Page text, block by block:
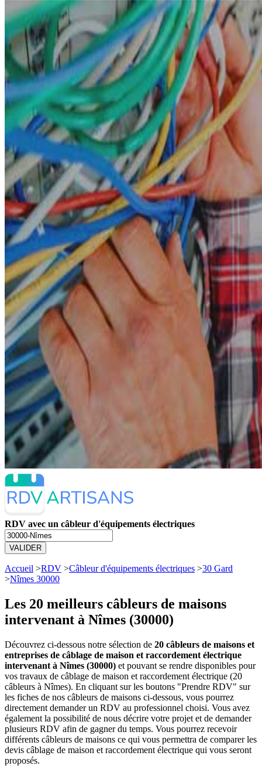
RDV avec un câbleur d'équipements électriques
VALIDER
Accueil >RDV >Câbleur d'équipements électriques >30 Gard
>Nîmes 30000
Les 20 meilleurs câbleurs de maisons
intervenant à Nîmes (30000)
Découvrez ci-dessous notre sélection de 20 câbleurs de maisons et
entreprises de câblage de maison et raccordement électrique
intervenant à Nîmes (30000) et pouvant se rendre disponibles pour
vos travaux de câblage de maison et raccordement électrique (20
câbleurs à Nîmes). En cliquant sur les boutons "Prendre RDV" sur
les fiches de nos câbleurs de maisons ci-dessous, vous pourrez
directement demander un RDV au professionnel choisi. Vous avez
également la possibilité de nous décrire votre projet et de demander
plusieurs RDV afin de gagner du temps. Vous pourrez recevoir
différents câbleurs de maisons ce qui vous permettra de comparer les
devis câblage de maison et raccordement électrique qui vous seront
proposés.